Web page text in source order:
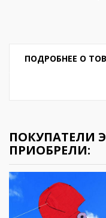
ПОДРОБНЕЕ О
ПОКУПАТЕЛИ
ПРИОБРЕЛИ: